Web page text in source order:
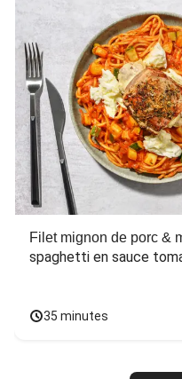
Filet mignon de porc &
spaghetti en sauce
35 minutes